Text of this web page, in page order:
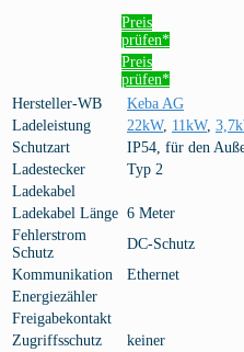
Preis
prüfen*
Preis
prüfen*
Hersteller-WB
Keba AG
Ladeleistung
22kW, 11kW,
Schutzart
IP54, für den
Ladestecker
Typ 2
Ladekabel
Ladekabel Länge 6 Meter
Fehlerstrom
Schutz
DC-Schutz
Kommunikation
Ethernet
Energiezähler
Freigabekontakt
Zugriffsschutz
keiner